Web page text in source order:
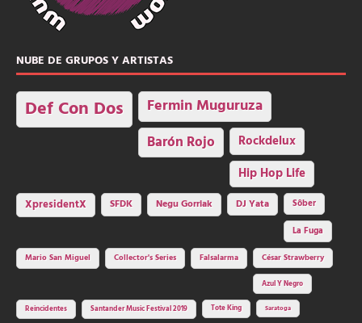
NUBE DE GRUPOS Y ARTISTAS
Def Con Dos Fermin Muguruza
Barón Rojo Rockdelux
Hip Hop Life
XpresidentX SFDK Negu Gorriak DJ Yata
Sôber
La Fuga
Mario San Miguel
Collector's Series Falsalarma César Strawberry
Azul Y Negro
Reincidentes Santander Music Festival 2019 Tote King Saratoga